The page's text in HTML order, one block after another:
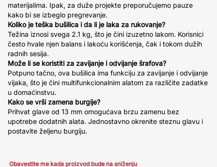
materijalima. Ipak, za duže projekte preporučujemo pauze
kako bi se izbeglo pregrevanje.
Koliko je teška bušilica i da li je laka za rukovanje?
Težina iznosi svega 2.1 kg, što je čini izuzetno lakom. Korisnici
često hvale njen balans i lakoću korišćenja, čak i tokom dužih
radnih sesija.
Može li se koristiti za zavijanje i odvijanje šrafova?
Potpuno tačno, ova bušilica ima funkciju za zavijanje i odvijanje
vijaka, što je čini multifunkcionalnim alatom za različite zadatke
u domaćinstvu.
Kako se vrši zamena burgije?
Prihvat glave od 13 mm omogućava brzu zamenu bez
upotrebe dodatnih alata. Jednostavno okrenite steznu glavu i
postavite željenu burgiju.
Obavestite me kada proizvod bude na sniženju